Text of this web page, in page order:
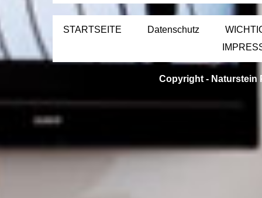
STARTSEITE Datenschutz
Copyright - Naturstein